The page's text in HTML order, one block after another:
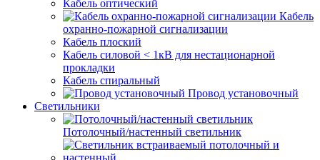
Кабель оптический
Кабель
охранно-пожарной сигнализации
Кабель плоский
Кабель силовой < 1кВ для нестационарной
прокладки
Кабель спиральный
Провод установочный
Светильники
Потолочный/настенный светильник